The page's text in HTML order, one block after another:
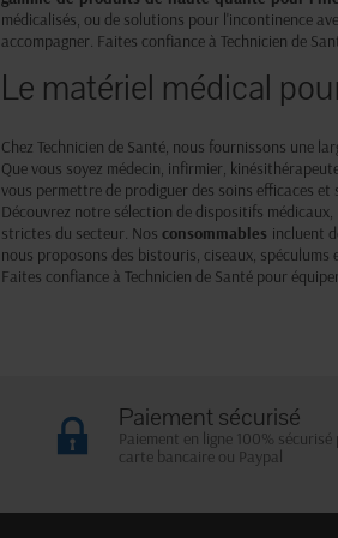
médicalisés, ou de solutions pour l'incontinence
accompagner. Faites confiance à Technicien de
Le matériel médical
Chez Technicien de Santé, nous fournissons une
Que vous soyez médecin, infirmier,
vous permettre de prodiguer des soins efficaces et
Découvrez notre sélection de dispositifs médicaux,
strictes du secteur. Nosconsommables incluent
nous proposons des bistouris, ciseaux, spéculums
Faites confiance à Technicien de Santé pour
Paiement sécurisé
Paiement en ligne 100% sécurisé
carte bancaire ou Paypal